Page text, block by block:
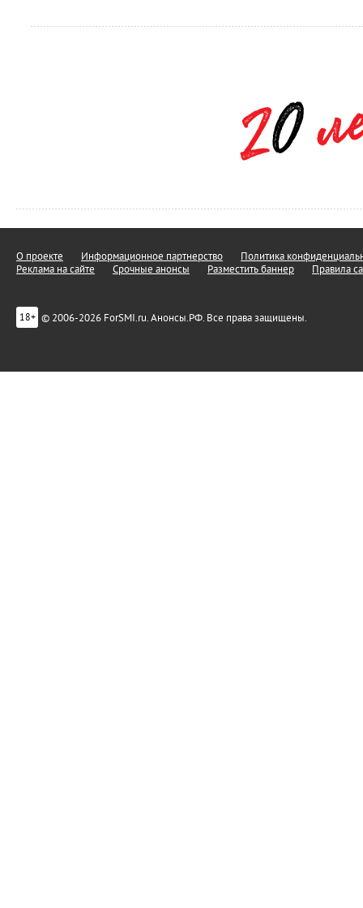
О проекте Информационное партнерство
Политика
Реклама на сайте
Срочные анонсы Разместить баннер Правила
18+ © 2006-2026 ForSMI.ru. Анонсы.РФ. Все права защищены.